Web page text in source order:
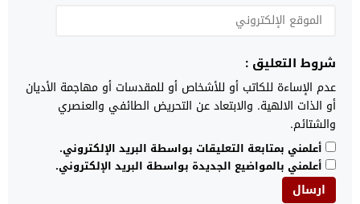
شروط التعليق :
عدم الإساءة للكاتب أو للأشخاص أو للمقدسات أو مهاجمة الأديان
أو الذات الالهية. والابتعاد عن التحريض الطائفي والعنصري
والشتائم.
أعلمني بمتابعة التعليقات بواسطة البريد الإلكتروني.
أعلمني بالمواضيع الجديدة بواسطة البريد الإلكتروني.